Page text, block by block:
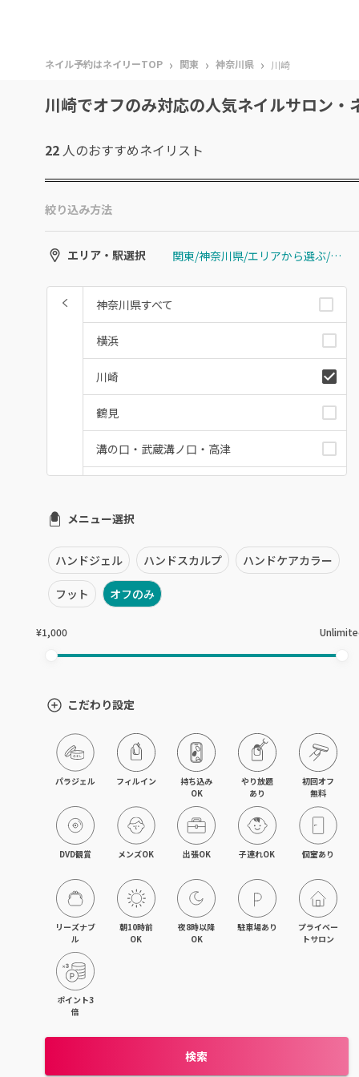
ネイル予約はネイリーTOP › 関東 › 神奈川県 › 川崎
川崎でオフのみ対応の人気ネイルサロン・
22 人のおすすめネイリスト
絞り込み方法
エリア・駅選択 関東/神奈川県/エリアから選ぶ/川崎
神奈川県すべて
横浜
川崎
鶴見
溝の口・武蔵溝ノ口・高津
本厚木・海老名・伊勢原
港北・都筑・青葉台
横須賀・鎌倉・逗子
大船・戸塚・保土ヶ谷
藤沢・湘南台・江ノ島
武蔵小杉・日吉・綱島
相模大野・小田急相模原
東林間・中央林間・南林間
大和・さがみ野・二俣川
上大岡・金沢文庫・港南台
メニュー選択
ハンドジェル ハンドスカルプ ハンドケアカラー
フット オフのみ
¥1,000
こだわり設定
パラジェル フィルイン
持ち込み
OK
やり放題
あり
初回オフ
無料
DVD観賞 メンズOK 出張OK 子連れOK 個室あり
リーズナブ
ル
朝10時前
OK
夜8時以降
OK
駐車場あり
プライベー
トサロン
ポイント3
倍
検索